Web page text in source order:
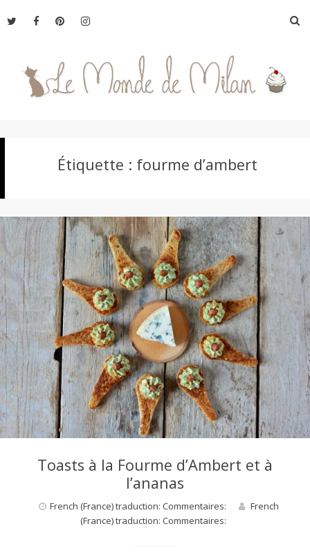
au
M
o
n
d
e
d
Étiquette : fourme d’ambert
Toasts à la Fourme d’Ambert et à
l’ananas
French (France) traduction: Commentaires:
French
(France) traduction: Commentaires: